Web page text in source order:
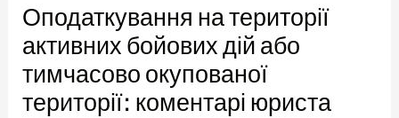
Оподаткування на території
активних бойових дій або
тимчасово окупованої
території: коментарі юриста